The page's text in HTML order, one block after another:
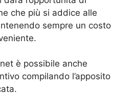
che più si addice alle
sempre un costo
è possibile anche
compilando l’apposito